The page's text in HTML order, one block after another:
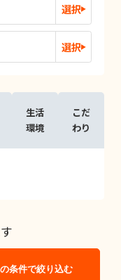
選択
選択
生活
環境
こだ
わり
条件で絞り込む